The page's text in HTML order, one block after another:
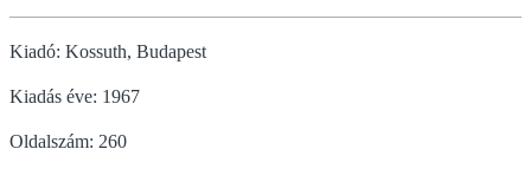
Kiadó: Kossuth, Budapest
Kiadás éve: 1967
Oldalszám: 260